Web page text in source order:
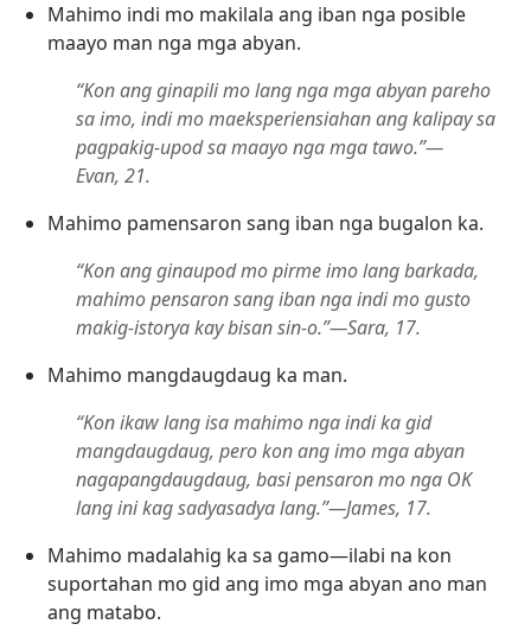
Mahimo indi mo makilala ang iban nga posible
maayo man nga mga abyan.
“Kon ang ginapili mo lang nga mga abyan pareho
sa imo, indi mo maeksperiensiahan ang kalipay sa
pagpakig-upod sa maayo nga mga tawo.”​—
Evan, 21.
Mahimo pamensaron sang iban nga bugalon ka.
“Kon ang ginaupod mo pirme imo lang barkada,
mahimo pensaron sang iban nga indi mo gusto
makig-istorya kay bisan sin-o.”​—Sara, 17.
Mahimo mangdaugdaug ka man.
“Kon ikaw lang isa mahimo nga indi ka gid
mangdaugdaug, pero kon ang imo mga abyan
nagapangdaugdaug, basi pensaron mo nga OK
lang ini kag sadyasadya lang.”​—James, 17.
Mahimo madalahig ka sa gamo​—ilabi na kon
suportahan mo gid ang imo mga abyan ano man
ang matabo.